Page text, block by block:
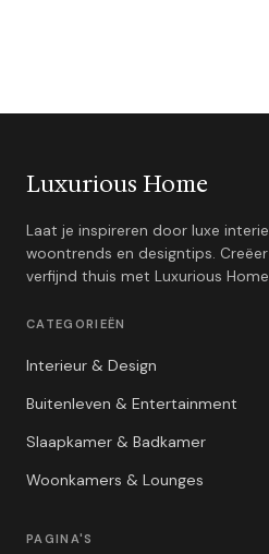
Luxurious Home
Laat je inspireren door luxe
woontrends en designtips.
verfijnd thuis met Luxurious
CATEGORIEËN
Interieur & Design
Buitenleven & Entertainment
Slaapkamer & Badkamer
Woonkamers & Lounges
PAGINA'S